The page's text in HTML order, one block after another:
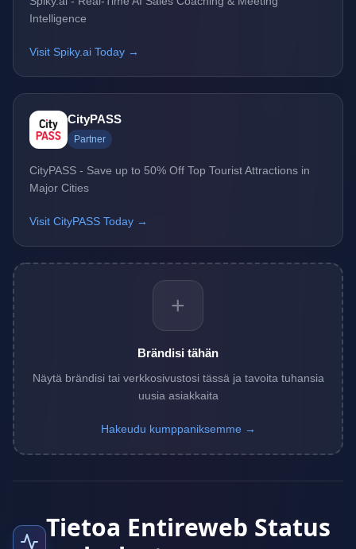
Intelligence
Visit Spiky.ai Today →
CityPASS
Partner
CityPASS - Save up to 50% Off Top Tourist Attractions in
Major Cities
Visit CityPASS Today →
+
Brändisi tähän
Näytä brändisi tai verkkosivustosi tässä ja tavoita tuhansia
uusia asiakkaita
Hakeudu kumppaniksemme →
Tietoa Entireweb Status